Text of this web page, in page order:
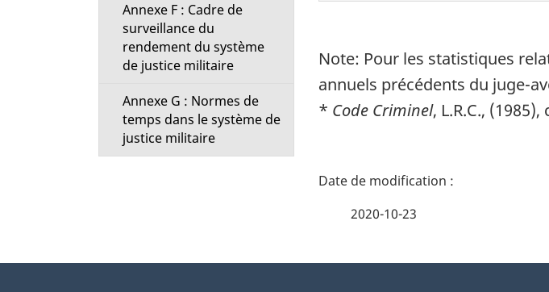
Note: Pour les statistiques
annuels précédents du juge-
* Code Criminel, L.R.C., (1985),
D
2020-10-23
Annexe F : Cadre de
surveillance du
rendement du système
de justice militaire
Annexe G : Normes de
temps dans le système de
justice militaire